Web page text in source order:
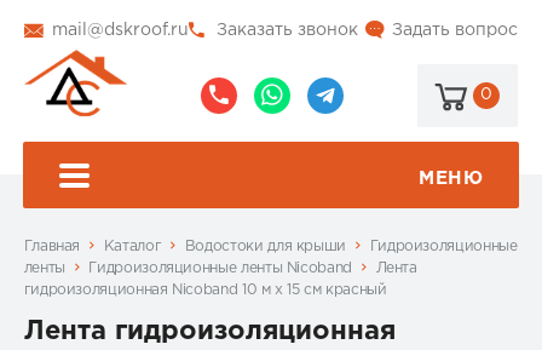
mail@dskroof.ru Задать вопрос
Заказать звонок
0
МЕНЮ
Главная Каталог Водостоки для крыши
Гидроизоляционные
ленты
Гидроизоляционные ленты Nicoband
Лента
гидроизоляционная Nicoband 10 м х 15 см красный
Лента гидроизоляционная